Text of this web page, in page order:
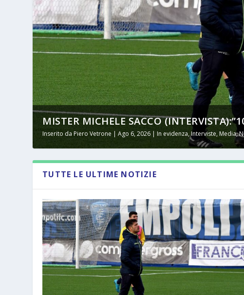
MISTER MICHELE SACCO
Inserito daPiero Vetrone |Ago 6, 2026 |In evidenza,Interviste,Media,
TUTTE LE ULTIME NOTIZIE